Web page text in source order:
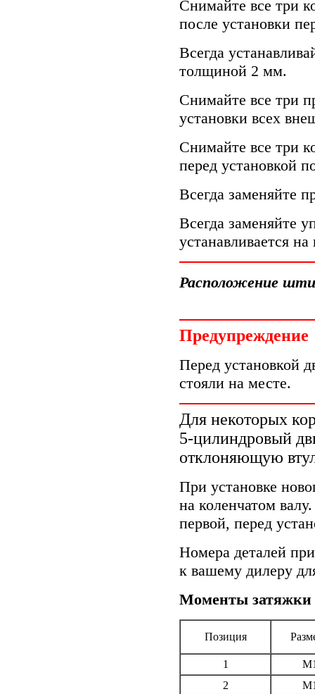
Снимайте все три
после установки
Всегда
толщиной 2 мм.
Снимайте все три
установки всех
Снимайте все три
перед установкой
Всегда заменяйте
Всегда заменяйте
устанавливается
Расположение
Предупреждение
Перед установкой
стояли на месте.
Для некоторых
5-цилиндровый
отклоняющую
При установке
на коленчатом
первой, перед
Номера деталей
к вашему дилеру
Моменты затяжки
Позиция
1
2